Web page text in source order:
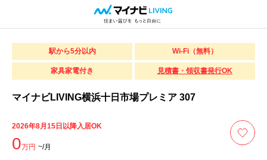
駅から5分以内 Wi-Fi（無料）
家具家電付き 見積書・領収書発行OK
マイナビLIVING横浜十日市場プレミア 307
2026年8月15日以降入居OK
0万円 ~/月